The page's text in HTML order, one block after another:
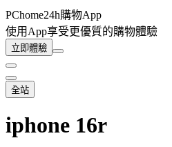
PChome24h購物App
使用App享受更優質的購物體驗
立即體驗
全站
iphone 16r